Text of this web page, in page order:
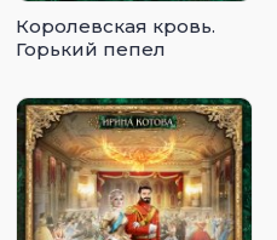
Королевская кровь.
Горький пепел